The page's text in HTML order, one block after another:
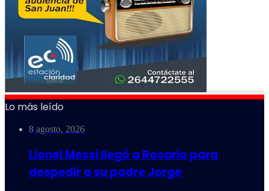
Lo más leído
8 agosto, 2026
Lionel Messi llegó a Rosario para
despedir a su padre Jorge